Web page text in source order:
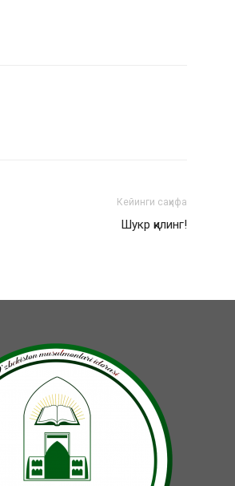
Кейинги саҳифа
Шукр қилинг!